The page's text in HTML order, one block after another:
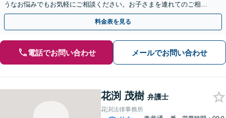
うなお悩みでもお気軽にご相談ください。お子さまを連れてのご相談
も大歓迎です【青葉通一番町駅5分】
料金表を見る
電話でお問い合わせ メールでお問い合わせ
花渕 茂樹 弁護士
花渕法律事務所